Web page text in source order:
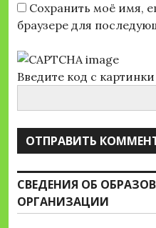
Сохранить моё имя,
браузере для
Введите код с картинки
СВЕДЕНИЯ ОБ
ОРГАНИЗАЦИИ